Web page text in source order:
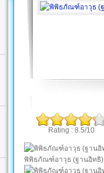
Rating : 8.5/10
พิพิธภัณฑ์อาวุธ (ฐานอิทธิ)